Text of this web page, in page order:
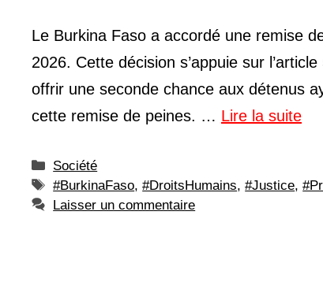
Le Burkina Faso a accordé une remise
2026. Cette décision s’appuie sur
offrir une seconde chance aux détenus
cette remise de peines. … Lire la suite
Catégories
Société
Étiquettes
#BurkinaFaso,#DroitsHumains,#Justice,
Laisser un commentaire